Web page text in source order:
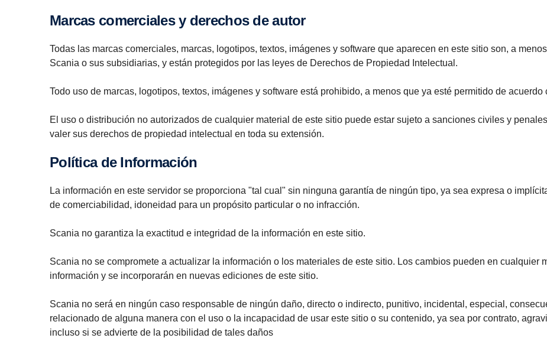
Marcas comerciales y derechos de autor
Todas las marcas comerciales, marcas, logotipos, textos, imágenes y software que aparecen en este sitio son, a
Scania o sus subsidiarias, y están protegidos por las leyes de Derechos de Propiedad Intelectual.
Todo uso de marcas, logotipos, textos, imágenes y software está prohibido, a menos que ya esté permitido de acuerdo
El uso o distribución no autorizados de cualquier material de este sitio puede estar sujeto a sanciones civiles y
valer sus derechos de propiedad intelectual en toda su extensión.
Política de Información
La información en este servidor se proporciona "tal cual" sin ninguna garantía de ningún tipo, ya sea expresa o
de comerciabilidad, idoneidad para un propósito particular o no infracción.
Scania no garantiza la exactitud e integridad de la información en este sitio.
Scania no se compromete a actualizar la información o los materiales de este sitio. Los cambios pueden en cualquier
información y se incorporarán en nuevas ediciones de este sitio.
Scania no será en ningún caso responsable de ningún daño, directo o indirecto, punitivo, incidental, especial,
relacionado de alguna manera con el uso o la incapacidad de usar este sitio o su contenido, ya sea por contrato,
incluso si se advierte de la posibilidad de tales daños